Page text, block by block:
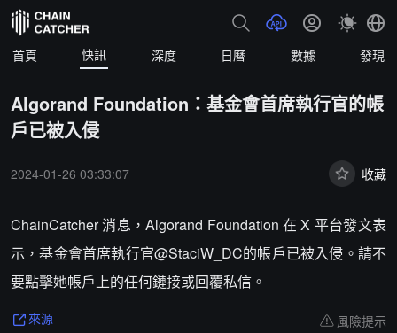
首頁 快訊 深度 日曆 數據 發現
Algorand Foundation：基金會首席執行官的帳
戶已被入侵
2024-01-26 03:33:07 收藏
ChainCatcher 消息，Algorand Foundation 在 X 平台發文表
示，基金會首席執行官@StaciW_DC的帳戶已被入侵。請不
要點擊她帳戶上的任何鏈接或回覆私信。
來源 風險提示